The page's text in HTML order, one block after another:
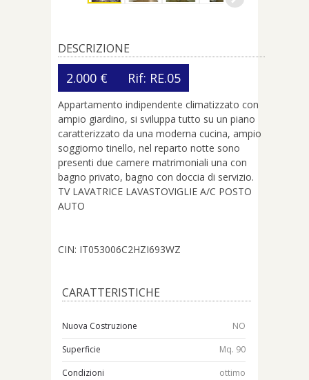
DESCRIZIONE
2.000 € Rif: RE.05
Appartamento indipendente climatizzato con
ampio giardino, si sviluppa tutto su un piano
caratterizzato da una moderna cucina, ampio
soggiorno tinello, nel reparto notte sono
presenti due camere matrimoniali una con
bagno privato, bagno con doccia di servizio.
TV LAVATRICE LAVASTOVIGLIE A/C POSTO
AUTO
CIN: IT053006C2HZI693WZ
CARATTERISTICHE
Nuova Costruzione
NO
Superficie
Mq. 90
Condizioni
ottimo